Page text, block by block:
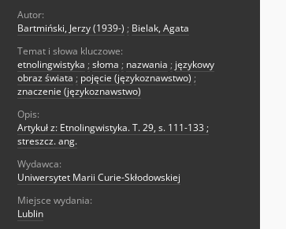
Autor:
Bartmiński, Jerzy (1939-) ; Bielak, Agata
Temat i słowa kluczowe:
etnolingwistyka ; słoma ; nazwania ; językowy
obraz świata ; pojęcie (językoznawstwo) ;
znaczenie (językoznawstwo)
Opis:
Artykuł z: Etnolingwistyka. T. 29, s. 111-133 ;
streszcz. ang.
Wydawca:
Uniwersytet Marii Curie-Skłodowskiej
Miejsce wydania:
Lublin